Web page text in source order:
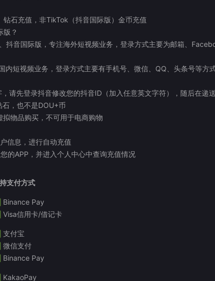
钻石充值，非TikTok（抖音国际版）金币充值
版？
抖音国际版，专注海外短视频业务，登录方式主要为邮箱、
内短视频业务，登录方式主要有手机号、微信、QQ、头条号等方
请先登录抖音修改您的抖音ID（加入任意英文字符），随后在递
，也不是DOU+币
物品购买，不可用于电商购物
信息，进行自动充值
的APP，并进入个人中心中查询充值情况
支付方式
Binance Pay
Visa信用卡/借记卡
支付宝
微信支付
Binance Pay
KakaoPay